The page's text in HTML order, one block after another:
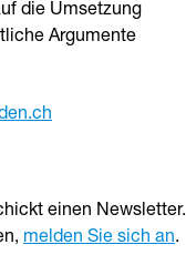
die Umsetzung
Argumente
einen Newsletter.
melden Sie sich an.